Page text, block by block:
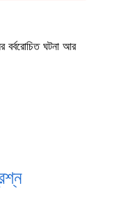
বর্বরোচিত ঘটনা আর